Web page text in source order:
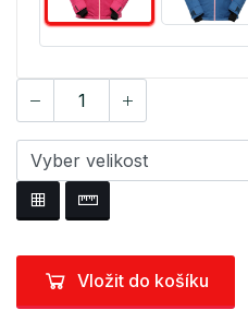
Vložit do košíku